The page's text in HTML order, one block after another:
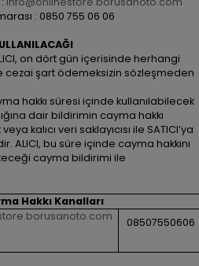
: 0850 755 06 06
on dört gün içerisinde herhangi
cezai şart ödemeksizin sözleşmeden
hakkı süresi içinde kullanılabilecek
dair bildirimin cayma hakkı
kalıcı veri saklayıcısı ile SATICI’ya
ALICI, bu süre içinde cayma hakkını
cayma bildirimi ile
Hakkı Kanalları
08507550606